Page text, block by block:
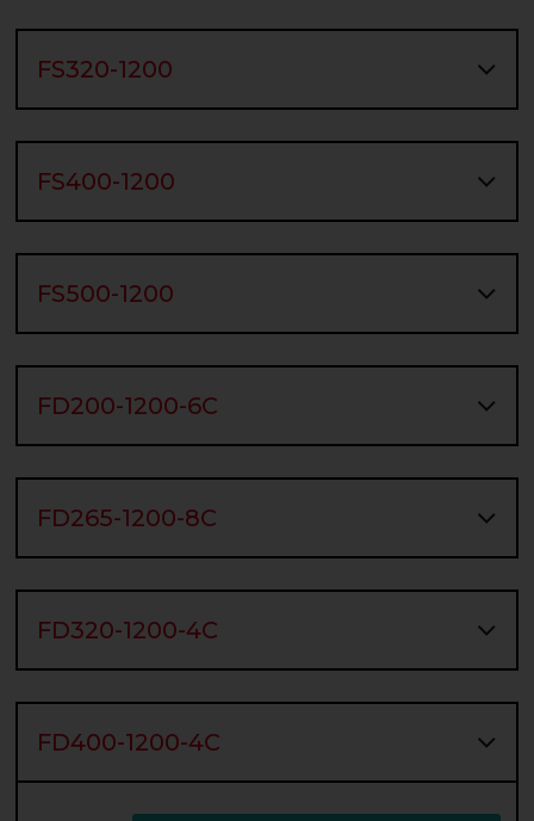
FS320-1200
FS400-1200
FS500-1200
FD200-1200-6C
FD265-1200-8C
FD320-1200-4C
FD400-1200-4C